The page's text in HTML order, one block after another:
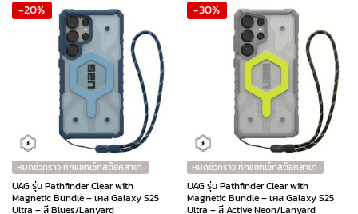
2,690 ฿.1,885 ฿.
2,690 ฿.2,150 ฿.
-20%
หมดชั่วคราว ทักแชทเช็คสต๊อกสาขา
UAG รุ่น Pathfinder Clear with
Magnetic Bundle – เคส Galaxy S25
Ultra – สี Blues/Lanyard
-30%
หมดชั่วคราว ทักแชทเช็คสต๊อกสาขา
UAG รุ่น Pathfinder Clear with
Magnetic Bundle – เคส Galaxy S25
Ultra – สี Active Neon/Lanyard